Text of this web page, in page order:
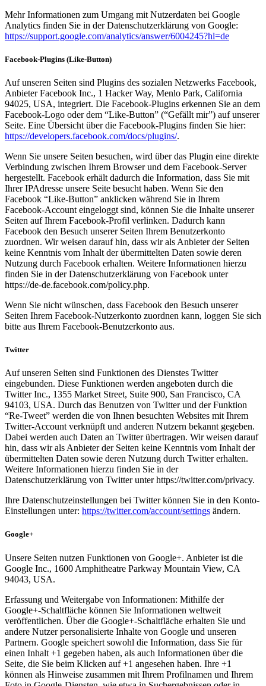
Mehr Informationen zum Umgang mit Nutzerdaten bei Google
Analytics finden Sie in der Datenschutzerklärung von Google:
https://support.google.com/analytics/answer/6004245?hl=de
Facebook-Plugins (Like-Button)
Auf unseren Seiten sind Plugins des sozialen Netzwerks Facebook,
Anbieter Facebook Inc., 1 Hacker Way, Menlo Park, California
94025, USA, integriert. Die Facebook-Plugins erkennen Sie an dem
Facebook-Logo oder dem “Like-Button” (“Gefällt mir”) auf unserer
Seite. Eine Übersicht über die Facebook-Plugins finden Sie hier:
https://developers.facebook.com/docs/plugins/.
Wenn Sie unsere Seiten besuchen, wird über das Plugin eine direkte
Verbindung zwischen Ihrem Browser und dem Facebook-Server
hergestellt. Facebook erhält dadurch die Information, dass Sie mit
Ihrer IPAdresse unsere Seite besucht haben. Wenn Sie den
Facebook “Like-Button” anklicken während Sie in Ihrem
Facebook-Account eingeloggt sind, können Sie die Inhalte unserer
Seiten auf Ihrem Facebook-Profil verlinken. Dadurch kann
Facebook den Besuch unserer Seiten Ihrem Benutzerkonto
zuordnen. Wir weisen darauf hin, dass wir als Anbieter der Seiten
keine Kenntnis vom Inhalt der übermittelten Daten sowie deren
Nutzung durch Facebook erhalten. Weitere Informationen hierzu
finden Sie in der Datenschutzerklärung von Facebook unter
https://de-de.facebook.com/policy.php.
Wenn Sie nicht wünschen, dass Facebook den Besuch unserer
Seiten Ihrem Facebook-Nutzerkonto zuordnen kann, loggen Sie sich
bitte aus Ihrem Facebook-Benutzerkonto aus.
Twitter
Auf unseren Seiten sind Funktionen des Dienstes Twitter
eingebunden. Diese Funktionen werden angeboten durch die
Twitter Inc., 1355 Market Street, Suite 900, San Francisco, CA
94103, USA. Durch das Benutzen von Twitter und der Funktion
“Re-Tweet” werden die von Ihnen besuchten Websites mit Ihrem
Twitter-Account verknüpft und anderen Nutzern bekannt gegeben.
Dabei werden auch Daten an Twitter übertragen. Wir weisen darauf
hin, dass wir als Anbieter der Seiten keine Kenntnis vom Inhalt der
übermittelten Daten sowie deren Nutzung durch Twitter erhalten.
Weitere Informationen hierzu finden Sie in der
Datenschutzerklärung von Twitter unter https://twitter.com/privacy.
Ihre Datenschutzeinstellungen bei Twitter können Sie in den Konto-
Einstellungen unter: https://twitter.com/account/settings ändern.
Google+
Unsere Seiten nutzen Funktionen von Google+. Anbieter ist die
Google Inc., 1600 Amphitheatre Parkway Mountain View, CA
94043, USA.
Erfassung und Weitergabe von Informationen: Mithilfe der
Google+-Schaltfläche können Sie Informationen weltweit
veröffentlichen. Über die Google+-Schaltfläche erhalten Sie und
andere Nutzer personalisierte Inhalte von Google und unseren
Partnern. Google speichert sowohl die Information, dass Sie für
einen Inhalt +1 gegeben haben, als auch Informationen über die
Seite, die Sie beim Klicken auf +1 angesehen haben. Ihre +1
können als Hinweise zusammen mit Ihrem Profilnamen und Ihrem